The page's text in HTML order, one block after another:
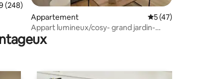
: 4,96 sur 5
moyenne sur la base de 248 commentaires : 4,9 sur 5
(248)
Appartement Évaluation
5 (47)
Appart lumineux/cosy- grand jardin-
centre Mayenne